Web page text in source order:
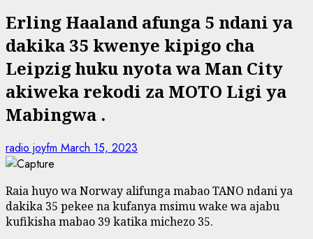
Erling Haaland afunga 5 ndani ya
dakika 35 kwenye kipigo cha
Leipzig huku nyota wa Man City
akiweka rekodi za MOTO Ligi ya
Mabingwa .
radio joyfm March 15, 2023
Raia huyo wa Norway alifunga mabao TANO ndani ya
dakika 35 pekee na kufanya msimu wake wa ajabu
kufikisha mabao 39 katika michezo 35.